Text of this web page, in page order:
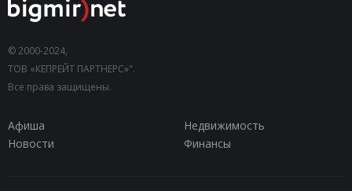
© 2000-2024,
ТОВ «КЕПРЕЙТ ПАРТНЕРС»".
Все права защищены.
Афиша
Недвижимость
Новости
Финансы